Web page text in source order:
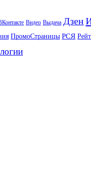
Видео Выдача Дзен
ПромоСтраницы РСЯ